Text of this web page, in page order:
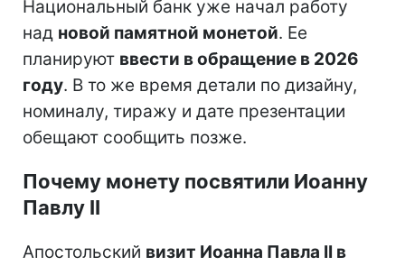
Национальный банк уже начал работу
над новой памятной монетой. Ее
планируют ввести в обращение в 2026
году. В то же время детали по дизайну,
номиналу, тиражу и дате презентации
обещают сообщить позже.
Почему монету посвятили Иоанну
Павлу II
Апостольский визит Иоанна Павла II в